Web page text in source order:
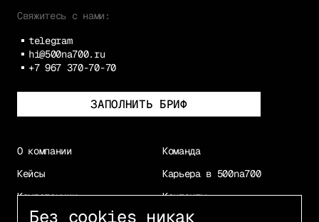
Без cookies никак
Свяжитесь с нами:
telegram
hi@500na700.ru
+7 967 370-70-70
ЗАПОЛНИТЬ БРИФ
О компании
Команда
Кейсы
Карьера в 500na700
Компетенции
Контакты